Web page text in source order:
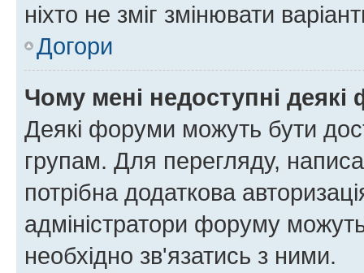
ніхто не зміг змінювати
Догори
Чому мені недоступні
Деякі форуми можуть бути
групам. Для перегляду,
потрібна додаткова
адміністратори форуму
необхідно зв'язатись з ними.